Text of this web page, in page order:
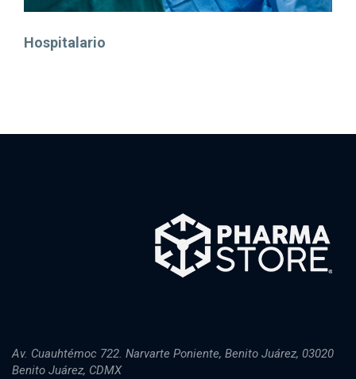
Hospitalario
Av. Cuauhtémoc 722. Narvarte Poniente, Benito Juárez, 03020
Benito Juárez, CDMX